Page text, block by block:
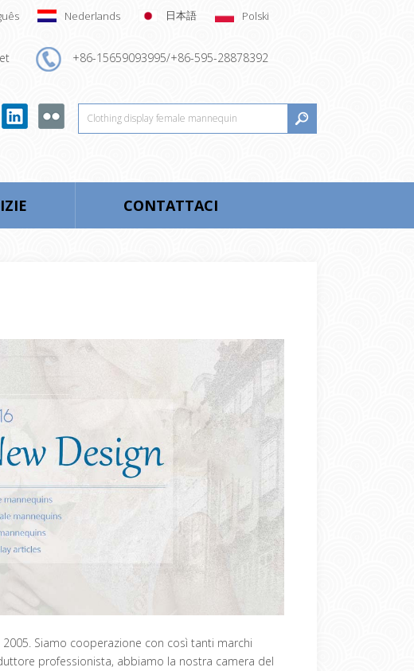
Nederlands 日本語 Polski
+86-15659093995/+86-595-28878392
CONTATTACI
Siamo cooperazione con così tanti marchi
professionista, abbiamo la nostra camera del